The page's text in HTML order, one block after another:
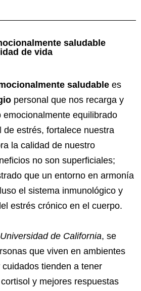
saludable
de vida
saludable es
personal que nos recarga y
emocionalmente equilibrado
de estrés, fortalece nuestra
la calidad de nuestro
no son superficiales;
que un entorno en armonía
el sistema inmunológico y
estrés crónico en el cuerpo.
Universidad de California, se
que viven en ambientes
cuidados tienden a tener
y mejores respuestas